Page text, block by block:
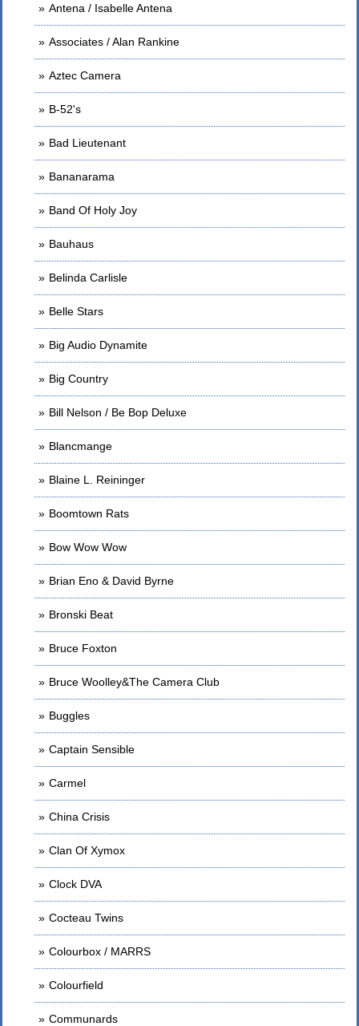
Antena / Isabelle Antena
Associates / Alan Rankine
Aztec Camera
B-52's
Bad Lieutenant
Bananarama
Band Of Holy Joy
Bauhaus
Belinda Carlisle
Belle Stars
Big Audio Dynamite
Big Country
Bill Nelson / Be Bop Deluxe
Blancmange
Blaine L. Reininger
Boomtown Rats
Bow Wow Wow
Brian Eno & David Byrne
Bronski Beat
Bruce Foxton
Bruce Woolley&The Camera Club
Buggles
Captain Sensible
Carmel
China Crisis
Clan Of Xymox
Clock DVA
Cocteau Twins
Colourbox / MARRS
Colourfield
Communards